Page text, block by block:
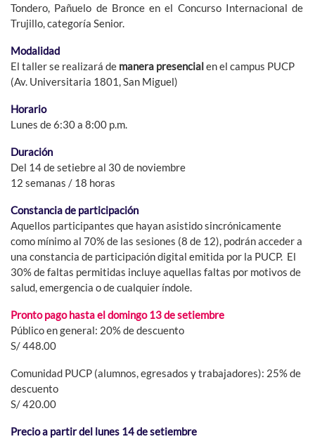
Tondero, Pañuelo de Bronce en el Concurso Internacional de
Trujillo, categoría Senior.
Modalidad
El taller se realizará de manera presencialen el campus PUCP
(Av. Universitaria 1801, San Miguel)
Horario
Lunes de 6:30 a 8:00 p.m.
Duración
Del 14 de setiebre al 30 de noviembre
12 semanas / 18 horas
Constancia de participación
Aquellos participantes que hayan asistido sincrónicamente
como mínimo al 70% de las sesiones (8 de 12), podrán acceder a
una constancia de participación digital emitida por la PUCP. El
30% de faltas permitidas incluye aquellas faltas por motivos de
salud, emergencia o de cualquier índole.
Pronto pago hasta el domingo 13de setiembre
Público en general: 20% de descuento
S/ 448.00
Comunidad PUCP (alumnos, egresados y trabajadores): 25% de
descuento
S/ 420.00
Precio a partir del lunes 14 de setiembre